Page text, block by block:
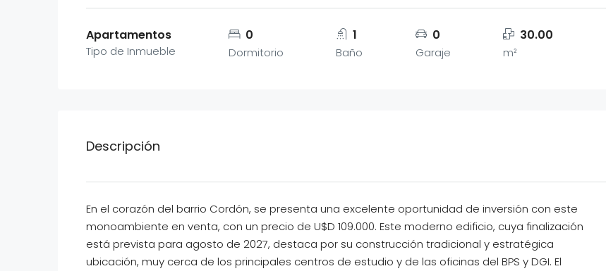
Apartamentos
Tipo de Inmueble
0
Dormitorio
1
Baño
0
Garaje
30.00
m²
Descripción
En el corazón del barrio Cordón, se presenta una excelente oportunidad de inversión con este
monoambiente en venta, con un precio de U$D 109.000. Este moderno edificio, cuya finalización
está prevista para agosto de 2027, destaca por su construcción tradicional y estratégica
ubicación, muy cerca de los principales centros de estudio y de las oficinas del BPS y DGI. El